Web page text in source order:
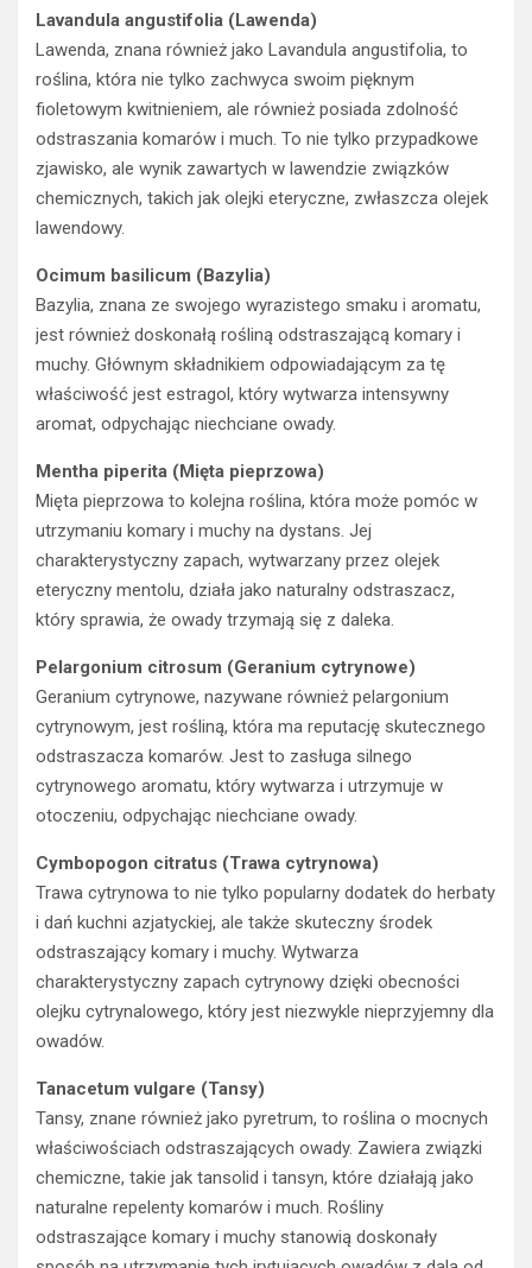
Lavandula angustifolia (Lawenda)
Lawenda, znana również jako Lavandula angustifolia, to
roślina, która nie tylko zachwyca swoim pięknym
fioletowym kwitnieniem, ale również posiada zdolność
odstraszania komarów i much. To nie tylko przypadkowe
zjawisko, ale wynik zawartych w lawendzie związków
chemicznych, takich jak olejki eteryczne, zwłaszcza olejek
lawendowy.
Ocimum basilicum (Bazylia)
Bazylia, znana ze swojego wyrazistego smaku i aromatu,
jest również doskonałą rośliną odstraszającą komary i
muchy. Głównym składnikiem odpowiadającym za tę
właściwość jest estragol, który wytwarza intensywny
aromat, odpychając niechciane owady.
Mentha piperita (Mięta pieprzowa)
Mięta pieprzowa to kolejna roślina, która może pomóc w
utrzymaniu komary i muchy na dystans. Jej
charakterystyczny zapach, wytwarzany przez olejek
eteryczny mentolu, działa jako naturalny odstraszacz,
który sprawia, że owady trzymają się z daleka.
Pelargonium citrosum (Geranium cytrynowe)
Geranium cytrynowe, nazywane również pelargonium
cytrynowym, jest rośliną, która ma reputację skutecznego
odstraszacza komarów. Jest to zasługa silnego
cytrynowego aromatu, który wytwarza i utrzymuje w
otoczeniu, odpychając niechciane owady.
Cymbopogon citratus (Trawa cytrynowa)
Trawa cytrynowa to nie tylko popularny dodatek do herbaty
i dań kuchni azjatyckiej, ale także skuteczny środek
odstraszający komary i muchy. Wytwarza
charakterystyczny zapach cytrynowy dzięki obecności
olejku cytrynalowego, który jest niezwykle nieprzyjemny dla
owadów.
Tanacetum vulgare (Tansy)
Tansy, znane również jako pyretrum, to roślina o mocnych
właściwościach odstraszających owady. Zawiera związki
chemiczne, takie jak tansolid i tansyn, które działają jako
naturalne repelenty komarów i much. Rośliny
odstraszające komary i muchy stanowią doskonały